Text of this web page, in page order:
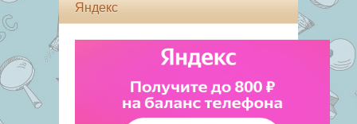
Яндекс